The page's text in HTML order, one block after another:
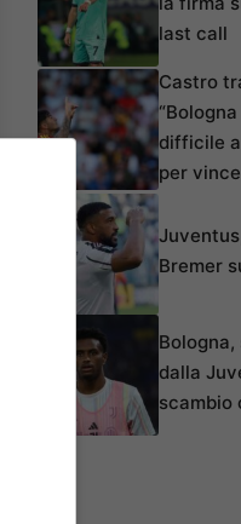
last call
Castro
difficile
per
Bremer
Bologna,
dalla
scambio